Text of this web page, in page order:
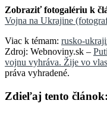
Zobraziť fotogalériu k
Vojna na Ukrajine
Viac k témam: rusko-
Zdroj: Webnoviny.sk –
vojnu vyhráva. Žije vo
práva vyhradené.
Zdieľaj tento článok: